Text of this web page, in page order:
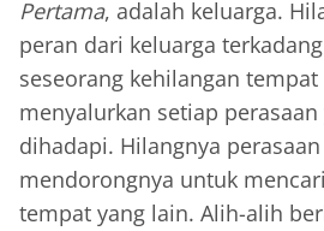
Pertama, adalah keluarga.
peran dari keluarga
seseorang kehilangan
menyalurkan setiap perasaan
dihadapi. Hilangnya
mendorongnya untuk
tempat yang lain. Alih-alih